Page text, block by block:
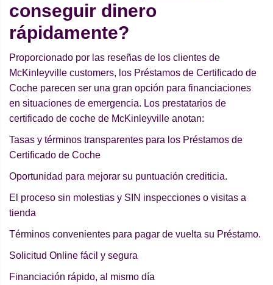
conseguir dinero
rápidamente?
Proporcionado por las reseñas de los clientes de
McKinleyville customers, los Préstamos de Certificado de
Coche parecen ser una gran opción para financiaciones
en situaciones de emergencia. Los prestatarios de
certificado de coche de McKinleyville anotan:
Tasas y términos transparentes para los Préstamos de
Certificado de Coche
Oportunidad para mejorar su puntuación crediticia.
El proceso sin molestias y SIN inspecciones o visitas a
tienda
Términos convenientes para pagar de vuelta su Préstamo.
Solicitud Online fácil y segura
Financiación rápido, al mismo día